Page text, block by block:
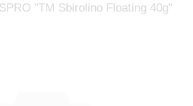
"TM Sbirolino Floating 40g"